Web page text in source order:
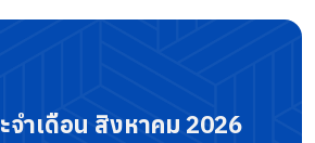
จำเดือน สิงหาคม 2026